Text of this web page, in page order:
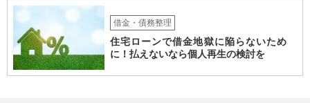
借金・債務整理
住宅ローンで借金地獄に陥らないため
に！払えないなら個人再生の検討を